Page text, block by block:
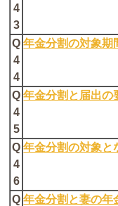
4
3
Q
4
4
年金分割の対象期
Q
4
5
年金分割と届出の
Q
4
6
年金分割の対象と
Q 年金分割と妻の年